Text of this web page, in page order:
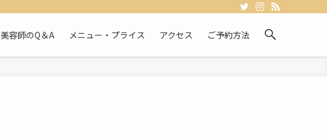
美容師のQ＆A メニュー・プライス アクセス ご予約方法